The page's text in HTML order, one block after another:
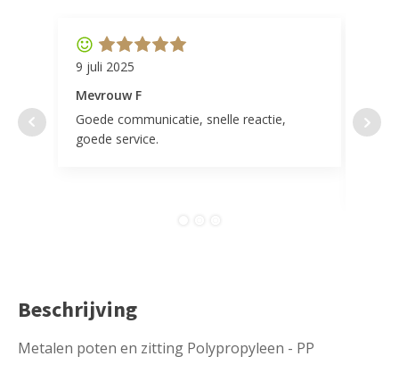
9 juli 2025
Mevrouw F
Goede communicatie, snelle reactie,
goede service.
door
Beschrijving
Metalen poten en zitting Polypropyleen - PP